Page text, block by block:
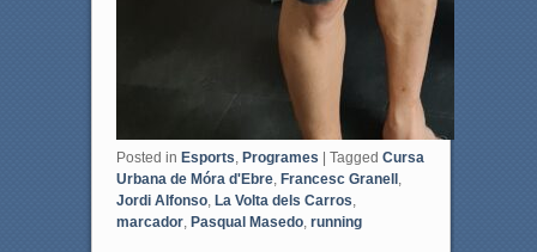
Posted in Esports, Programes Tagged Cursa
Urbana de Móra d'Ebre, Francesc Granell ,
Jordi Alfonso, La Volta dels Carros,
marcador, Pasqual Masedo, running